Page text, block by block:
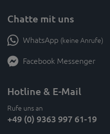
Chatte mit uns
WhatsApp (keine Anrufe)
Facebook Messenger
Hotline & E-Mail
Rufe uns an
+49 (0) 9363 997 61-19